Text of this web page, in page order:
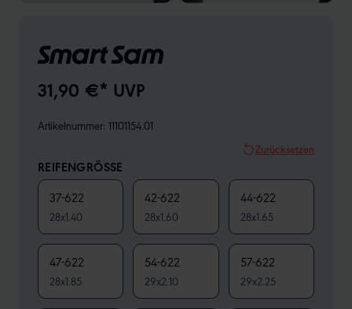
Smart Sam
31,90 €* UVP
Artikelnummer: 11101154.01
Zurücksetzen
REIFENGRÖSSE
37-622
28x1.40
42-622
28x1.60
44-622
28x1.65
47-622
28x1.85
54-622
29x2.10
57-622
29x2.25